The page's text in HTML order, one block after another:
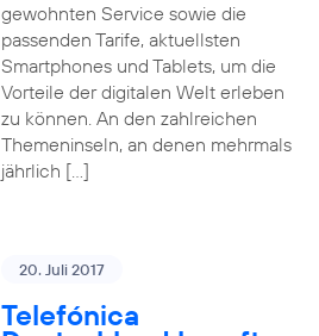
gewohnten Service sowie die
passenden Tarife, aktuellsten
Smartphones und Tablets, um die
Vorteile der digitalen Welt erleben
zu können. An den zahlreichen
Themeninseln, an denen mehrmals
jährlich […]
20. Juli 2017
Telefónica